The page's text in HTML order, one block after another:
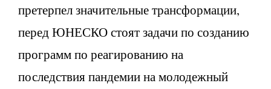
претерпел значительные трансформации,
перед ЮНЕСКО стоят задачи по созданию
программ по реагированию на
последствия пандемии на молодежный